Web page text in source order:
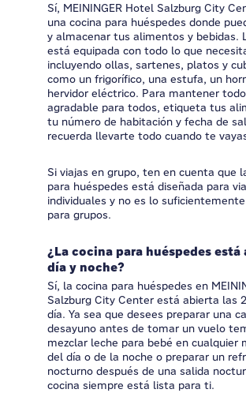
Sí, MEININGER Hotel Salzburg City
una cocina para huéspedes donde
y almacenar tus alimentos y bebidas.
está equipada con todo lo que
incluyendo ollas, sartenes, platos y
como un frigorífico, una estufa, un
hervidor eléctrico. Para mantener
agradable para todos, etiqueta tus
tu número de habitación y fecha de
recuerda llevarte todo cuando te
Si viajas en grupo, ten en cuenta que
para huéspedes está diseñada para
individuales y no es lo
para grupos.
¿La cocina para huéspedes está
día y noche?
Sí, la cocina para huéspedes en
Salzburg City Center está abierta las
día. Ya sea que desees preparar una
desayuno antes de tomar un vuelo
mezclar leche para bebé en cualquier
del día o de la noche o preparar un
nocturno después de una salida
cocina siempre está lista para ti.